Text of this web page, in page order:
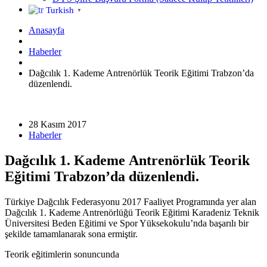
Turkish ▼
Anasayfa
Haberler
Dağcılık 1. Kademe Antrenörlük Teorik Eğitimi Trabzon’da
düzenlendi.
28 Kasım 2017
Haberler
Dağcılık 1. Kademe Antrenörlük Teorik
Eğitimi Trabzon’da düzenlendi.
Türkiye Dağcılık Federasyonu 2017 Faaliyet Programında yer alan
Dağcılık 1. Kademe Antrenörlüğü Teorik Eğitimi Karadeniz Teknik
Üniversitesi Beden Eğitimi ve Spor Yüksekokulu’nda başarılı bir
şekilde tamamlanarak sona ermiştir.
Teorik eğitimlerin sonuncunda